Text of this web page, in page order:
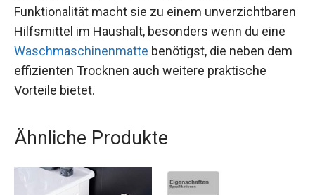
Funktionalität macht sie zu einem unverzichtbaren
Hilfsmittel im Haushalt, besonders wenn du eine
Waschmaschinenmatte benötigst, die neben dem
effizienten Trocknen auch weitere praktische
Vorteile bietet.
Ähnliche Produkte